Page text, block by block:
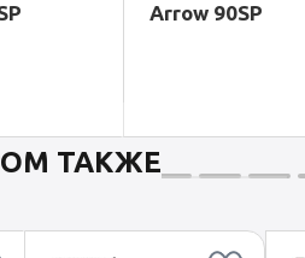
Arrow 90SP
ТАКЖЕ